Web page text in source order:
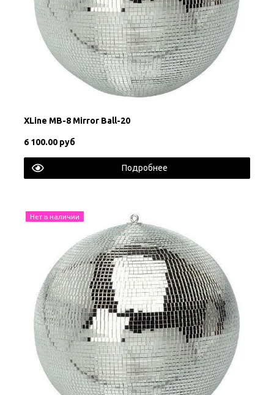
XLine MB-8 Mirror Ball-20
6 100.00 руб
Подробнее
Нет в наличии